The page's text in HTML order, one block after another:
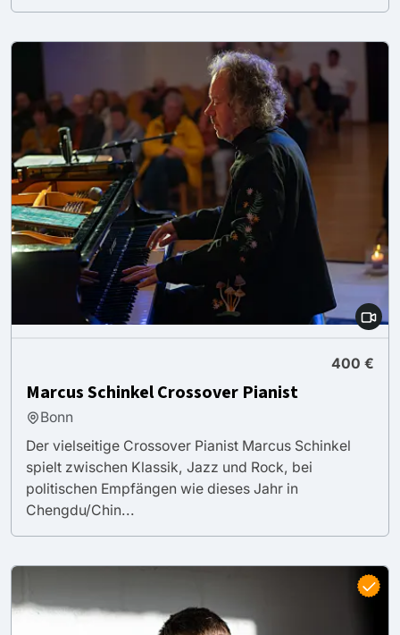
400 €
Marcus Schinkel Crossover Pianist
Bonn
Der vielseitige Crossover Pianist Marcus Schinkel
spielt zwischen Klassik, Jazz und Rock, bei
politischen Empfängen wie dieses Jahr in
Chengdu/Chin...